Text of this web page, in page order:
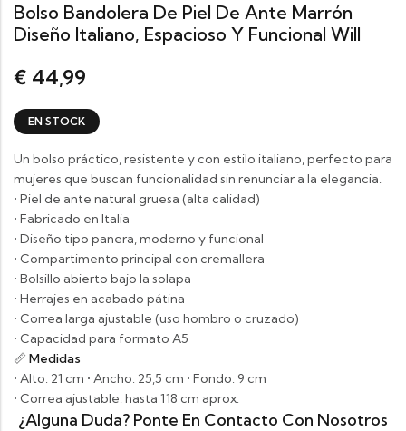
Bolso Bandolera De Piel De Ante Marrón
Diseño Italiano, Espacioso Y Funcional Will
€ 44,99
EN STOCK
Un bolso práctico, resistente y con estilo italiano, perfecto para
mujeres que buscan funcionalidad sin renunciar a la elegancia.
• Piel de ante natural gruesa (alta calidad)
• Fabricado en Italia
• Diseño tipo panera, moderno y funcional
• Compartimento principal con cremallera
• Bolsillo abierto bajo la solapa
• Herrajes en acabado pátina
• Correa larga ajustable (uso hombro o cruzado)
• Capacidad para formato A5
📏 Medidas
• Alto: 21 cm • Ancho: 25,5 cm • Fondo: 9 cm
• Correa ajustable: hasta 118 cm aprox.
¿Alguna Duda? Ponte En Contacto Con Nosotros